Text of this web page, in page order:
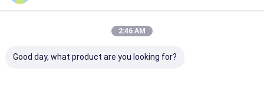
2:46 AM
Good day, what product are you looking for?